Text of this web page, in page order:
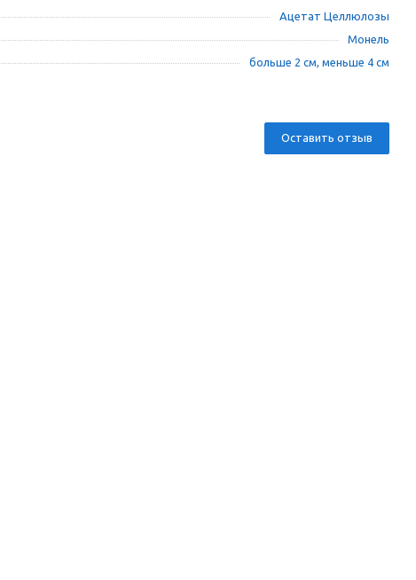
Ацетат Целлюлозы
Монель
больше 2 см, меньше 4 см
Оставить отзыв